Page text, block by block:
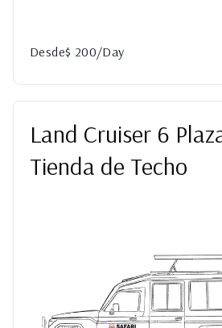
Desde$ 200/Day
Land Cruiser 6
Tienda de Techo